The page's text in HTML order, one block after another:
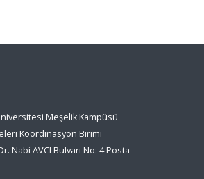
Meşelik Kampüsü
Koordinasyon Birimi
Nabi AVCI Bulvarı No: 4 Posta